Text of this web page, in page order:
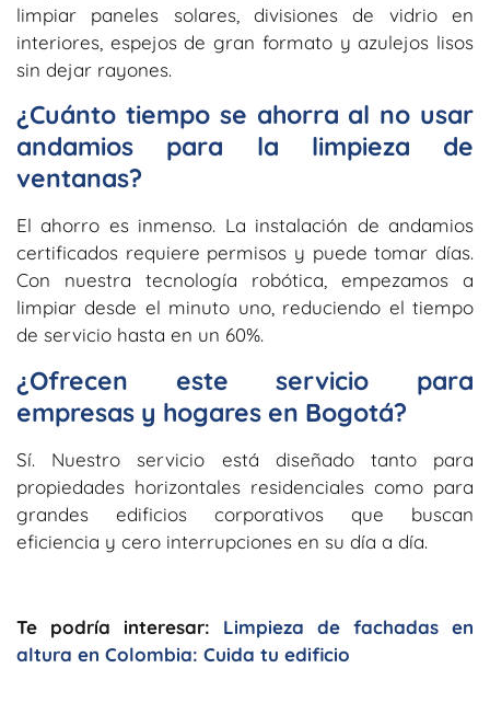
limpiar paneles solares, divisiones de vidrio en
interiores, espejos de gran formato y azulejos lisos
sin dejar rayones.
¿Cuánto tiempo se ahorra al no usar
andamios para la limpieza de
ventanas?
El ahorro es inmenso. La instalación de andamios
certificados requiere permisos y puede tomar días.
Con nuestra tecnología robótica, empezamos a
limpiar desde el minuto uno, reduciendo el tiempo
de servicio hasta en un 60%.
¿Ofrecen este servicio para
empresas y hogares en Bogotá?
Sí. Nuestro servicio está diseñado tanto para
propiedades horizontales residenciales como para
grandes edificios corporativos que buscan
eficiencia y cero interrupciones en su día a día.
Te podría interesar: Limpieza de fachadas en
altura en Colombia: Cuida tu edificio